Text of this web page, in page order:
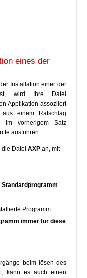
eines der
Installation einer der
ist, wird Ihre Datei
Applikation assoziiert
einem Ratschlag
vorherigem Satz
ausführen:
die Datei AXP an, mit
Standardprogramm
Programm
immer für diese
beim lösen des
kann es auch einen